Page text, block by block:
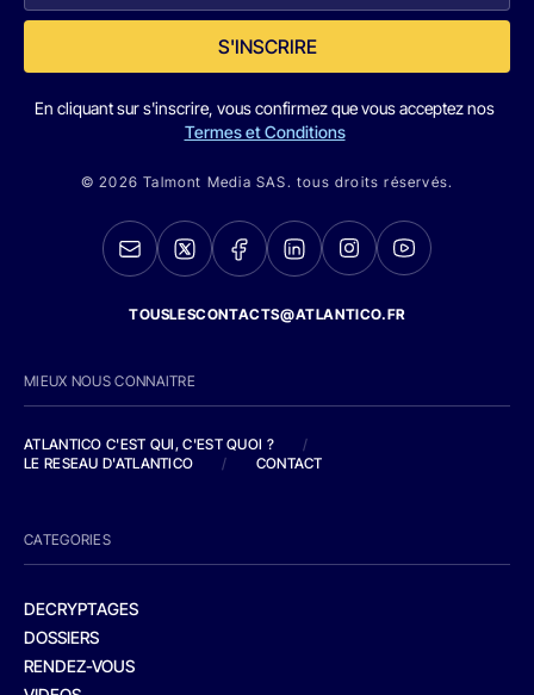
S'INSCRIRE
En cliquant sur s'inscrire, vous confirmez que vous acceptez nos
Termes et Conditions
© 2026 Talmont Media SAS. tous droits réservés.
TOUSLESCONTACTS@ATLANTICO.FR
MIEUX NOUS CONNAITRE
ATLANTICO C'EST QUI, C'EST QUOI ?
/
LE RESEAU D'ATLANTICO
/ CONTACT
CATEGORIES
DECRYPTAGES
DOSSIERS
RENDEZ-VOUS